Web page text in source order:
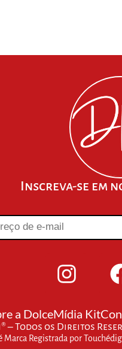
Inscreva-se em
a DolceMídia Kit
– Todos os Direitos
Marca Registrada por